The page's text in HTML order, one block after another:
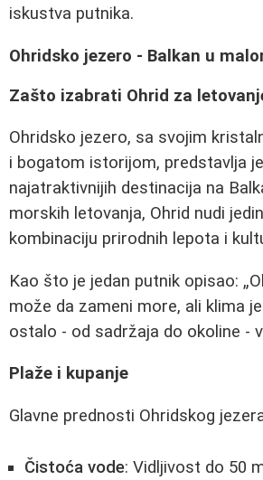
iskustva putnika.
Ohridsko jezero - Balkan u
Zašto izabrati Ohrid za
Ohridsko jezero, sa svojim
i bogatom istorijom, predstavlja
najatraktivnijih destinacija na
morskih letovanja, Ohrid nudi
kombinaciju prirodnih lepota i
Kao što je jedan putnik opisao:
može da zameni more, ali klima
ostalo - od sadržaja do okoline -
Plaže i kupanje
Glavne prednosti Ohridskog
Čistoća vode: Vidljivost do 50